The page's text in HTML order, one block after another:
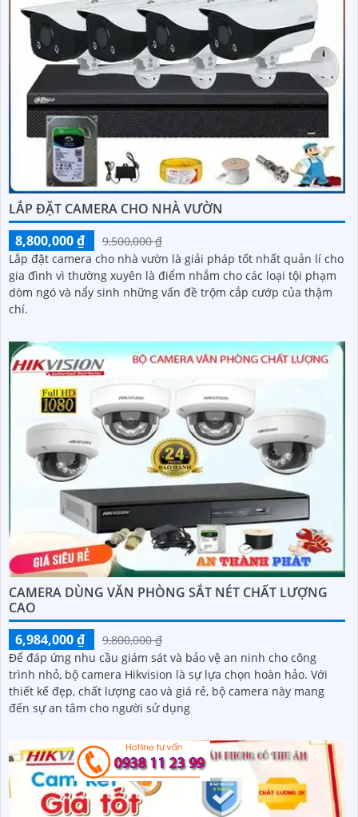
LẮP ĐẶT CAMERA CHO NHÀ VƯỜN
8,800,000 ₫
9,500,000 ₫
Lắp đặt camera cho nhà vườn là giải pháp tốt nhất quản lí cho
gia đình vì thường xuyên là điểm nhắm cho các loại tội phạm
dòm ngó và nẩy sinh những vấn đề trộm cắp cướp của thậm
chí.
CAMERA DÙNG VĂN PHÒNG SẮT NÉT CHẤT LƯỢNG
CAO
6,984,000 ₫
9,800,000 ₫
Để đáp ứng nhu cầu giám sát và bảo vệ an ninh cho công
trình nhỏ, bộ camera Hikvision là sự lựa chọn hoàn hảo. Với
thiết kế đẹp, chất lượng cao và giá rẻ, bộ camera này mang
đến sự an tâm cho người sử dụng